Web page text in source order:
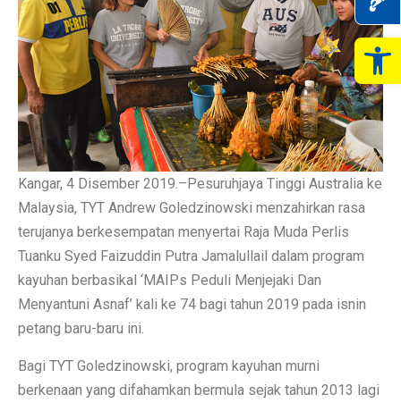
Kangar, 4 Disember 2019.–Pesuruhjaya Tinggi Australia ke
Malaysia, TYT Andrew Goledzinowski menzahirkan rasa
terujanya berkesempatan menyertai Raja Muda Perlis
Tuanku Syed Faizuddin Putra Jamalullail dalam program
kayuhan berbasikal ‘MAIPs Peduli Menjejaki Dan
Menyantuni Asnaf’ kali ke 74 bagi tahun 2019 pada isnin
petang baru-baru ini.
Bagi TYT Goledzinowski, program kayuhan murni
berkenaan yang difahamkan bermula sejak tahun 2013 lagi